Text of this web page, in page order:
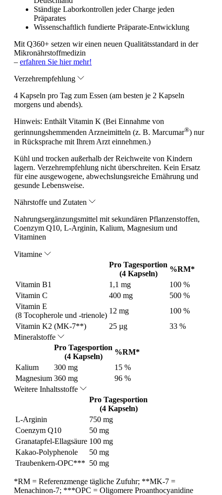
Ständige Laborkontrollen jeder Charge jeden
Präparates
Wissenschaftlich fundierte Präparate-Entwicklung
Mit Q360+ setzen wir einen neuen Qualitätsstandard in der
Mikronährstoffmedizin
– erfahren Sie hier mehr!
Verzehrempfehlung
4 Kapseln pro Tag zum Essen (am besten je 2 Kapseln
morgens und abends).
Hinweis: Enthält Vitamin K (Bei Einnahme von
gerinnungshemmenden Arzneimitteln (z. B. Marcumar®) nur
in Rücksprache mit Ihrem Arzt einnehmen.)
Kühl und trocken außerhalb der Reichweite von Kindern
lagern. Verzehrempfehlung nicht überschreiten. Kein Ersatz
für eine ausgewogene, abwechslungsreiche Ernährung und
gesunde Lebensweise.
Nährstoffe und Zutaten
Nahrungsergänzungsmittel mit sekundären Pflanzenstoffen,
Coenzym Q10, L-Arginin, Kalium, Magnesium und
Vitaminen
Vitamine
Pro Tagesportion
(4 Kapseln)
%RM*
Vitamin B1
1,1 mg
100 %
Vitamin C
400 mg
500 %
Vitamin E
(8 Tocopherole und -trienole)
12 mg
100 %
Vitamin K2 (MK-7**)
25 µg
33 %
Mineralstoffe
Pro Tagesportion
(4 Kapseln)
%RM*
Kalium
300 mg
15 %
Magnesium 360 mg
96 %
Weitere Inhaltsstoffe
Pro Tagesportion
(4 Kapseln)
L-Arginin
750 mg
Coenzym Q10
50 mg
Granatapfel-Ellagsäure 100 mg
Kakao-Polyphenole
50 mg
Traubenkern-OPC*** 50 mg
*RM = Referenzmenge tägliche Zufuhr; **MK-7 =
Menachinon-7; ***OPC = Oligomere Proanthocyanidine